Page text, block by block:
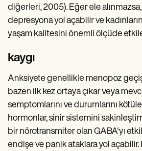
diğerleri, 2005). Eğer ele
depresyona yol açabilir ve
yaşam kalitesini önemli ölçüde
kaygı
Anksiyete genellikle menopoz geçişi
bazen ilk kez ortaya çıkar veya
semptomlarını ve durumlarını
hormonlar, sinir sistemini
bir nörotransmiter olan GABA'yı
endişe ve panik ataklara yol açabilir.